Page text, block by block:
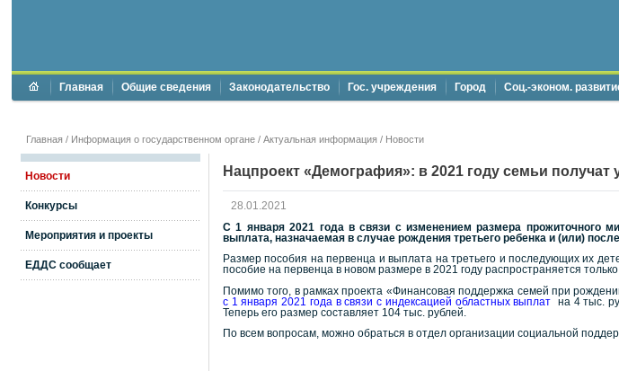
Главная Общие сведения Законодательство Гос. учреждения Город Соц.-эконом.
Главная / Информация о государственном органе / Актуальная информация / Новости
Новости
Конкурсы
Мероприятия и проекты
ЕДДС сообщает
Нацпроект «Демография»: в 2021 году семьи
28.01.2021
С 1 января 2021 года в связи с изменением размера прожиточного
выплата, назначаемая в случае рождения третьего ребенка и (или)
Размер пособия на первенца и выплата на третьего и последующих их
пособие на первенца в новом размере в 2021 году распространяется
Помимо того, в рамках проекта «Финансовая поддержка семей при
с 1 января 2021 года в связи с индексацией областных выплат на 4 тыс.
Теперь его размер составляет 104 тыс. рублей.
По всем вопросам, можно обраться в отдел организации социальной